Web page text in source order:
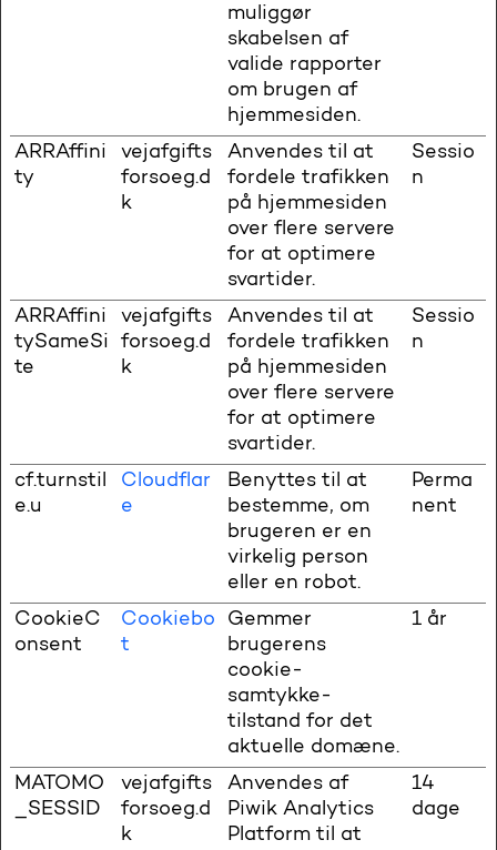
muliggør
skabelsen af
valide rapporter
om brugen af
hjemmesiden.
ARRAffini
ty
vejafgifts
forsoeg.d
k
Anvendes til at
fordele trafikken
på hjemmesiden
over flere servere
for at optimere
svartider.
Sessio
n
ARRAffini
tySameSi
te
vejafgifts
forsoeg.d
k
Anvendes til at
fordele trafikken
på hjemmesiden
over flere servere
for at optimere
svartider.
Sessio
n
cf.turnstil
e.u
Cloudflar
e
Benyttes til at
bestemme, om
brugeren er en
virkelig person
eller en robot.
Perma
nent
CookieC
onsent
Cookiebo
t
Gemmer
brugerens
cookie-
samtykke-
tilstand for det
aktuelle domæne.
1 år
MATOMO
_SESSID
vejafgifts
forsoeg.d
k
Anvendes af
Piwik Analytics
Platform til at
14
dage